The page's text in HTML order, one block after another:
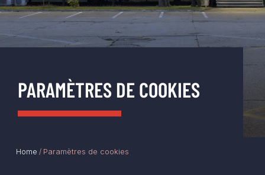
PARAMÈTRES DE COOKIES
Home / Paramètres de cookies